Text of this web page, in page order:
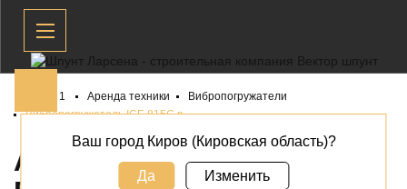
Главная 1 Аренда техники
Вибропогружатели
Вибропогружатель ICE 815C в
АРЕНДА
Ваш город Киров (Кировская область)?
Да Изменить